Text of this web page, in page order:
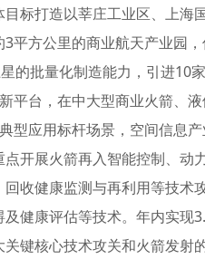
标打造以莘庄工业区、上
平方公里的商业航天产业园
的批量化制造能力，引进10
平台，在中大型商业火箭、
型应用标杆场景，空间信息
开展火箭再入智能控制、
收健康监测与再利用等技
健康评估等技术。年内实
键核心技术攻关和火箭发